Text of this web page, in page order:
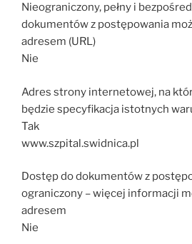
Nieograniczony, pełny i
dokumentów z postępowania
adresem (URL)
Nie
Adres strony internetowej, na
będzie specyfikacja istotnych
Tak
www.szpital.swidnica.pl
Dostęp do dokumentów z
ograniczony – więcej informacji
adresem
Nie